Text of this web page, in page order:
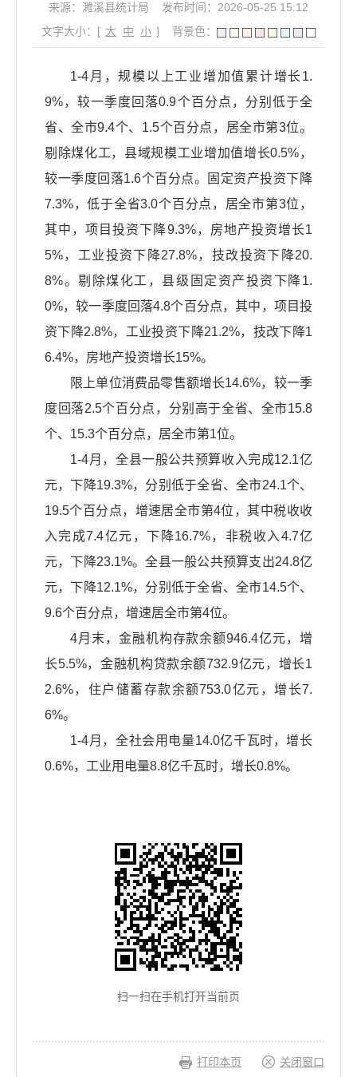
来源：濉溪县统计局
发布时间：2026-05-25 15:12
文字大小：[ 大 中 小 ] 背景色：
1-4月，规模以上工业增加值累计增长1.
9%，较一季度回落0.9个百分点，分别低于全
省、全市9.4个、1.5个百分点，居全市第3位。
剔除煤化工，县域规模工业增加值增长0.5%，
较一季度回落1.6个百分点。固定资产投资下降
7.3%，低于全省3.0个百分点，居全市第3位，
其中，项目投资下降9.3%，房地产投资增长1
5%，工业投资下降27.8%，技改投资下降20.
8%。剔除煤化工，县级固定资产投资下降1.
0%，较一季度回落4.8个百分点，其中，项目投
资下降2.8%，工业投资下降21.2%，技改下降1
6.4%，房地产投资增长15%。
限上单位消费品零售额增长14.6%，较一季
度回落2.5个百分点，分别高于全省、全市15.8
个、15.3个百分点，居全市第1位。
1-4月，全县一般公共预算收入完成12.1亿
元，下降19.3%，分别低于全省、全市24.1个、
19.5个百分点，增速居全市第4位，其中税收收
入完成7.4亿元，下降16.7%，非税收入4.7亿
元，下降23.1%。全县一般公共预算支出24.8亿
元，下降12.1%，分别低于全省、全市14.5个、
9.6个百分点，增速居全市第4位。
4月末，金融机构存款余额946.4亿元，增
长5.5%，金融机构贷款余额732.9亿元，增长1
2.6%，住户储蓄存款余额753.0亿元，增长7.
6%。
1-4月，全社会用电量14.0亿千瓦时，增长
0.6%，工业用电量8.8亿千瓦时，增长0.8%。
扫一扫在手机打开当前页
打印本页 关闭窗口